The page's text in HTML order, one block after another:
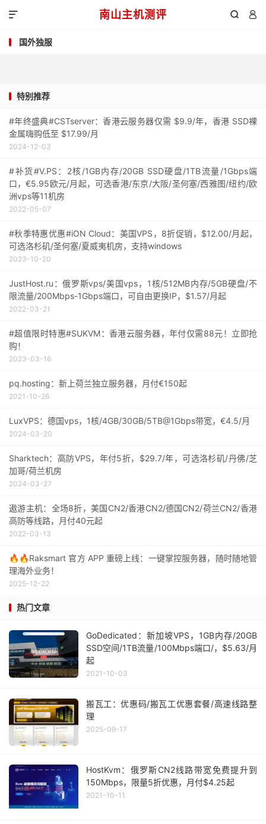
南山主机测评  

国外独服
特别推荐
#年终盛典#CSTserver：香港云服务器仅需 $9.9/年，香港 SSD裸
金属嗨购低至 $17.99/月
2024-12-03
#补货#V.PS：2核/1GB内存/20GB SSD硬盘/1TB流量/1Gbps端
口，€5.95欧元/月起，可选香港/东京/大阪/圣何塞/西雅图/纽约/欧
洲vps等11机房
2022-05-07
#秋季特惠优惠#iON Cloud：美国VPS，8折促销，$12.00/月起，
可选洛杉矶/圣何塞/夏威夷机房，支持windows
2023-10-20
JustHost.ru：俄罗斯vps/美国vps，1核/512MB内存/5GB硬盘/不
限流量/200Mbps-1Gbps端口，可自由更换IP，$1.57/月起
2022-03-21
#超值限时特惠#SUKVM：香港云服务器，年付仅需88元！立即抢
购！
2023-03-16
pq.hosting：新上荷兰独立服务器，月付€150起
2021-10-26
LuxVPS：德国vps，1核/4GB/30GB/5TB@1Gbps带宽，€4.5/月
2024-03-20
Sharktech：高防VPS，年付5折，$29.7/年，可选洛杉矶/丹佛/芝
加哥/荷兰机房
2024-03-27
遨游主机：全场8折，美国CN2/香港CN2/德国CN2/荷兰CN2/香港
高防等线路，月付40元起
2022-03-13
🔥🔥Raksmart 官方 APP 重磅上线：一键掌控服务器，随时随地管
理海外业务！
2025-12-22
热门文章
GoDedicated：新加坡VPS，1GB内存/20GB
SSD空间/1TB流量/100Mbps端口/，$5.63/月
起
2021-10-03
搬瓦工：优惠码/搬瓦工优惠套餐/高速线路整
理
2025-09-17
HostKvm：俄罗斯CN2线路带宽免费提升到
150Mbps，限量5折优惠，月付$4.25起
2021-10-11